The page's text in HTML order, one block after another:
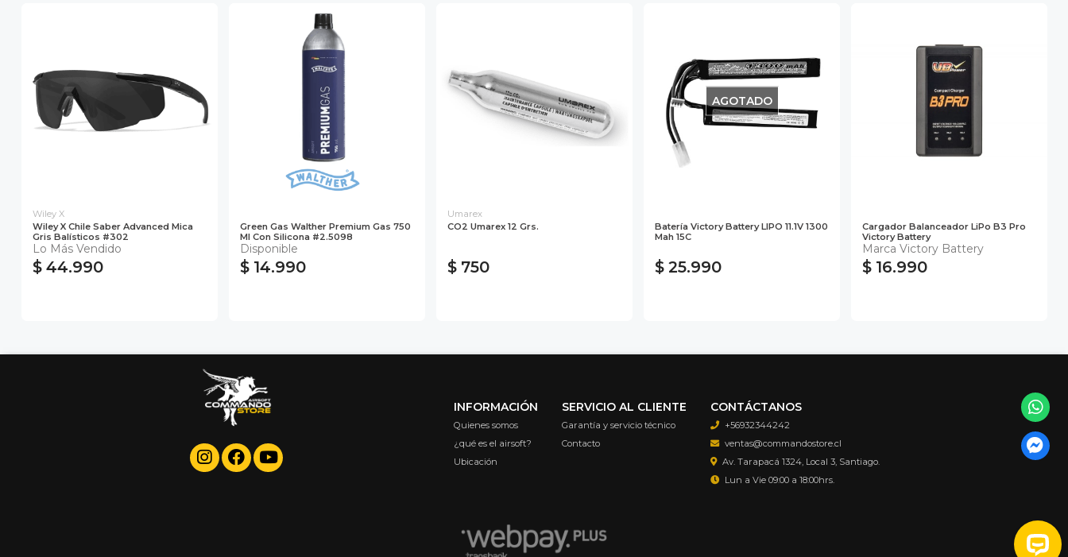
Wiley X
Wiley X Chile Saber Advanced Mica
Gris Balísticos #302
Lo Más Vendido
$ 44.990
Green Gas Walther Premium Gas 750
Ml Con Silicona #2.5098
Disponible
$ 14.990
Umarex
CO2 Umarex 12 Grs.
$ 750
AGOTADO
Batería Victory Battery LIPO 11.1V 1300
Mah 15C
$ 25.990
Cargador Balanceador LiPo B3 Pro
Victory Battery
Marca Victory Battery
$ 16.990
INFORMACIÓN
Quienes somos
¿qué es el airsoft?
Ubicación
SERVICIO AL CLIENTE
Garantía y servicio técnico
Contacto
CONTÁCTANOS
+56932344242
ventas@commandostore.cl
Av. Tarapacá 1324, Local 3, Santiago.
Lun a Vie 09:00 a 18:00hrs.